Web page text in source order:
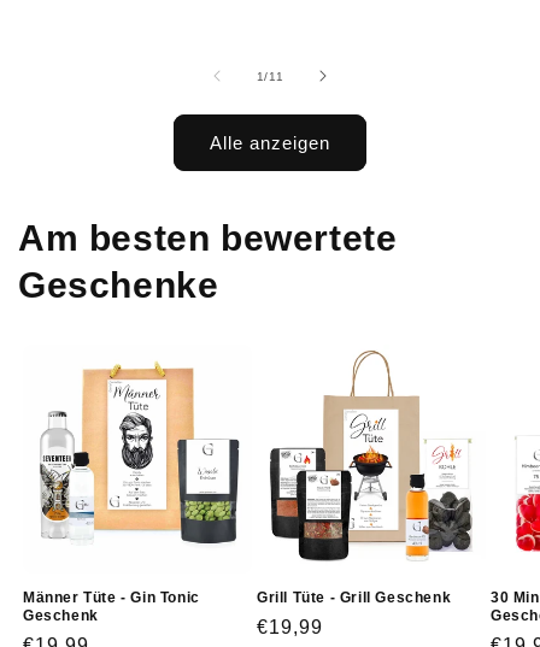
1/von
11
Alle anzeigen
Am besten bewertete
Geschenke
Männer Tüte - Gin Tonic
Geschenk
Grill Tüte - Grill Geschenk
Normaler
€19,99
30